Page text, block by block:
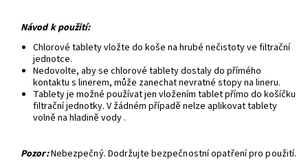
Návod k použití:
Chlorové tablety vložte do koše na hrubé nečistoty ve filtrační
jednotce.
Nedovolte, aby se chlorové tablety dostaly do přímého
kontaktu s linerem, může zanechat nevratné stopy na lineru.
Tablety je možné používat jen vložením tablet přímo do košíčku
filtrační jednotky. V žádném případě nelze aplikovat tablety
volně na hladině vody .
Pozor:Nebezpečný. Dodržujte bezpečnostní opatření pro použití.